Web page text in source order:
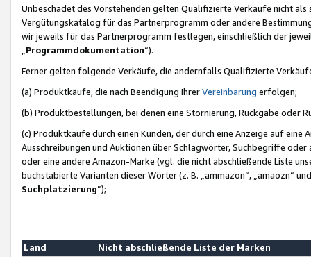
Unbeschadet des Vorstehenden gelten Qualifizierte Verkäufe nicht
Vergütungskatalog für das Partnerprogramm oder andere
wir jeweils für das Partnerprogramm festlegen, einschließlich der
Programmdokumentation“).
Ferner gelten folgende Verkäufe, die andernfalls Qualifizierte
(a) Produktkäufe, die nach Beendigung IhrerVereinbarung erfolgen;
(b) Produktbestellungen, bei denen eine Stornierung, Rückgabe oder
(c) Produktkäufe durch einen Kunden, der durch eine Anzeige auf
Ausschreibungen und Auktionen über Schlagwörter, Suchbegriffe
oder eine andere Amazon-Marke (vgl. die nicht abschließende Liste
buchstabierte Varianten dieser Wörter (z. B. „ammazon“, „amaozn“
Suchplatzierung”);
Land
Nicht abschließende Liste der Marken